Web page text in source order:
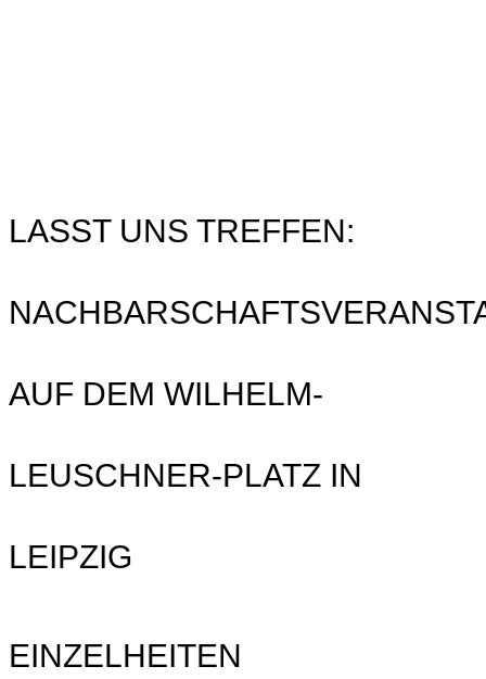
LASST UNS TREFFEN:
AUF DEM WILHELM-
LEUSCHNER-PLATZ IN
LEIPZIG
EINZELHEITEN